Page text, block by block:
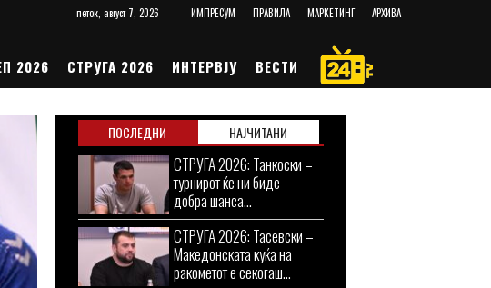
петок, август 7, 2026 ИМПРЕСУМ ПРАВИЛА МАРКЕТИНГ АРХИВА
2026 СТРУГА 2026 ИНТЕРВЈУ ВЕСТИ
ПОСЛЕДНИ НАЈЧИТАНИ
СТРУГА 2026: Танкоски –
турнирот ќе ни биде
добра шанса...
СТРУГА 2026: Тасевски –
Македонската куќа на
ракометот е секогаш...